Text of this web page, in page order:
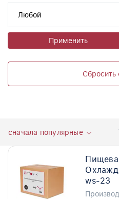
Применить
Сбросить
сначала популярные
ws-23